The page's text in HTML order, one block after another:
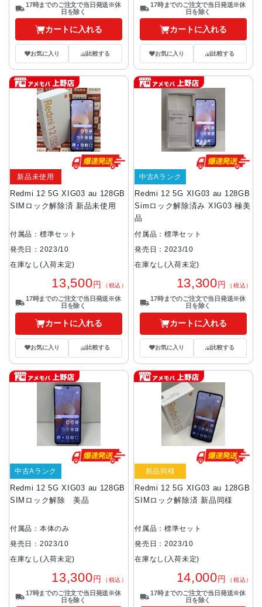
17時までのご注文で当日発送※休
日を除く
カートに入れる
お気に入り 比較する
17時までのご注文で当日発送※休
日を除く
カートに入れる
お気に入り 比較する
Redmi 12 5G XIG03 au 128GB
SIMロック解除済 新品未使用
新品未使用
付属品：標準セット
発売日：2023/10
在庫なし(入荷未定)
13,500円 （税込）
17時までのご注文で当日発送※休
日を除く
カートに入れる
お気に入り 比較する
Redmi 12 5G XIG03 au 128GB
Simロック解除済み XIG03 極美
品
中古Aランク
付属品：標準セット
発売日：2023/10
在庫なし(入荷未定)
13,300円 （税込）
17時までのご注文で当日発送※休
日を除く
カートに入れる
お気に入り 比較する
Redmi 12 5G XIG03 au 128GB
SIMロック解除 美品
中古Aランク
付属品：本体のみ
発売日：2023/10
在庫なし(入荷未定)
13,300円 （税込）
17時までのご注文で当日発送※休
日を除く
Redmi 12 5G XIG03 au 128GB
SIMロック解除済 新品同様
新品同様
付属品：標準セット
発売日：2023/10
在庫なし(入荷未定)
14,000円 （税込）
17時までのご注文で当日発送※休
日を除く